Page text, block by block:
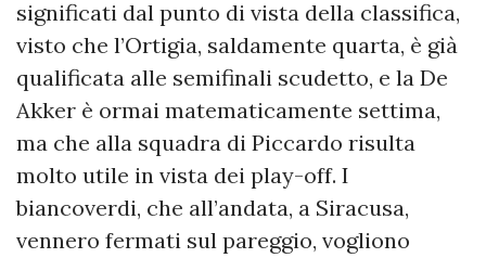
significati dal punto di vista della classifica,
visto che l’Ortigia, saldamente quarta, è già
qualificata alle semifinali scudetto, e la De
Akker è ormai matematicamente settima,
ma che alla squadra di Piccardo risulta
molto utile in vista dei play-off. I
biancoverdi, che all’andata, a Siracusa,
vennero fermati sul pareggio, vogliono